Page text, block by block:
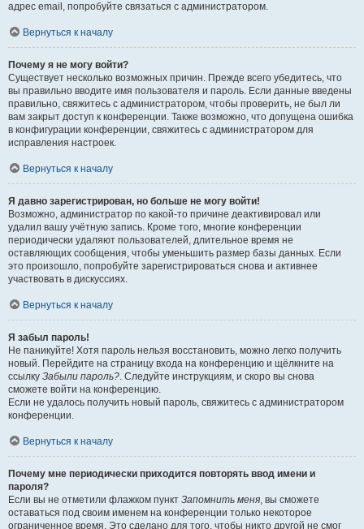
адрес email, попробуйте связаться с администратором.
Вернуться к началу
Почему я не могу войти?
Существует несколько возможных причин. Прежде всего убедитесь, что
вы правильно вводите имя пользователя и пароль. Если данные введены
правильно, свяжитесь с администратором, чтобы проверить, не был ли
вам закрыт доступ к конференции. Также возможно, что допущена ошибка
в конфигурации конференции, свяжитесь с администратором для
исправления настроек.
Вернуться к началу
Я давно зарегистрирован, но больше не могу войти!
Возможно, администратор по какой-то причине деактивировал или
удалил вашу учётную запись. Кроме того, многие конференции
периодически удаляют пользователей, длительное время не
оставляющих сообщения, чтобы уменьшить размер базы данных. Если
это произошло, попробуйте зарегистрироваться снова и активнее
участвовать в дискуссиях.
Вернуться к началу
Я забыл пароль!
Не паникуйте! Хотя пароль нельзя восстановить, можно легко получить
новый. Перейдите на страницу входа на конференцию и щёлкните на
ссылку Забыли пароль?. Следуйте инструкциям, и скоро вы снова
сможете войти на конференцию.
Если не удалось получить новый пароль, свяжитесь с администратором
конференции.
Вернуться к началу
Почему мне периодически приходится повторять ввод имени и
пароля?
Если вы не отметили флажком пункт Запомнить меня, вы сможете
оставаться под своим именем на конференции только некоторое
ограниченное время. Это сделано для того, чтобы никто другой не смог